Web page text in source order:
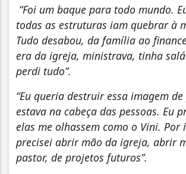
“Foi um baque para todo mundo.
todas as estruturas iam quebrar à
Tudo desabou, da família ao
era da igreja, ministrava, tinha
perdi tudo”.
“Eu queria destruir essa imagem
estava na cabeça das pessoas. Eu
elas me olhassem como o Vini. Por
precisei abrir mão da igreja, abrir
pastor, de projetos futuros”.